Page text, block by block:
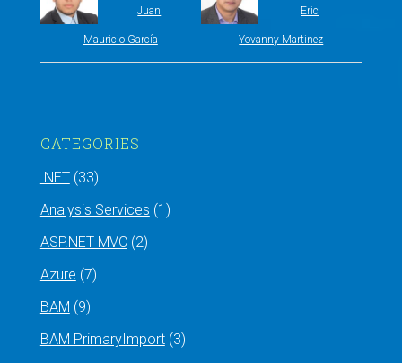
Juan
Mauricio García
Eric
Yovanny Martinez
CATEGORIES
.NET(33)
Analysis Services (1)
ASP.NET MVC(2)
Azure (7)
BAM (9)
BAM PrimaryImport(3)